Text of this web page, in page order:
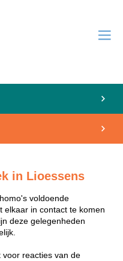
in Lioessens
voldoende
elkaar in contact te komen
deze gelegenheden
voor reacties van de